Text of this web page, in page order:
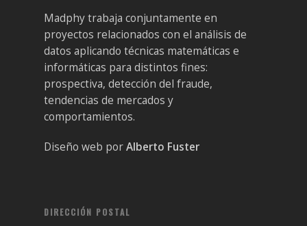
Madphy trabaja conjuntamente en
proyectos relacionados con el análisis de
datos aplicando técnicas matemáticas e
informáticas para distintos fines:
prospectiva, detección del fraude,
tendencias de mercados y
comportamientos.
Diseño web porAlberto Fuster
DIRECCIÓN POSTAL